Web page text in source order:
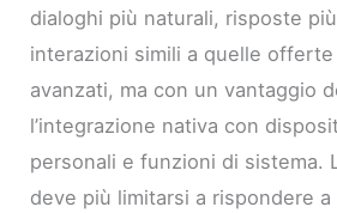
dialoghi più naturali, risposte
interazioni simili a quelle
avanzati, ma con un vantaggio
l’integrazione nativa con
personali e funzioni di sistema.
deve più limitarsi a rispondere a